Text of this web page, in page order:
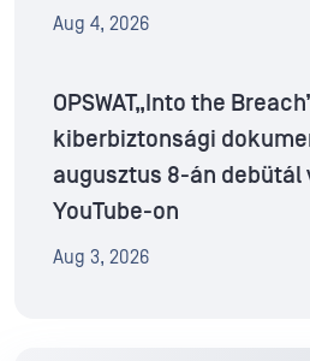
Aug 4, 2026
OPSWAT„Into the
kiberbiztonsági
augusztus 8-án debütál
YouTube-on
Aug 3, 2026